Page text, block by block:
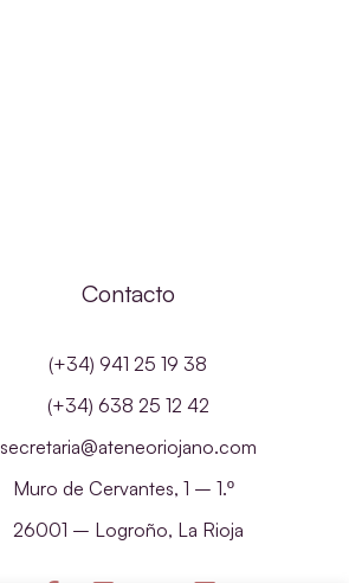
Contacto
(+34) 941 25 19 38
(+34) 638 25 12 42
secretaria@ateneoriojano.com
Muro de Cervantes, 1 – 1.º
26001 – Logroño, La Rioja